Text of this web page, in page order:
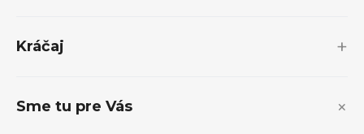
Kráčaj
Sme tu pre Vás